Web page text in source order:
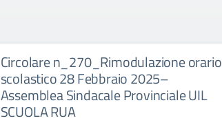
Circolare n_270_Rimodulazione orario
scolastico 28 Febbraio 2025–
Assemblea Sindacale Provinciale UIL
SCUOLA RUA